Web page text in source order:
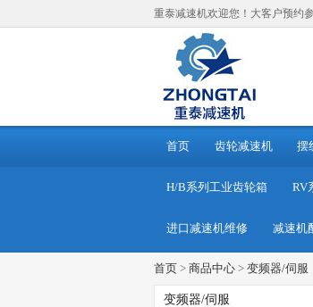
重泰减速机欢迎您！大客户预约
首页 齿轮减速机 摆
H/B系列工业齿轮箱 RV
进口减速机维修 减速机
首页 > 商品中心 > 变频器/伺服
变频器/伺服